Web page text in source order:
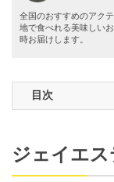
全国のおすすめのアク
地で食べれる美味しい
時お届けします。
目次
ジェイエ